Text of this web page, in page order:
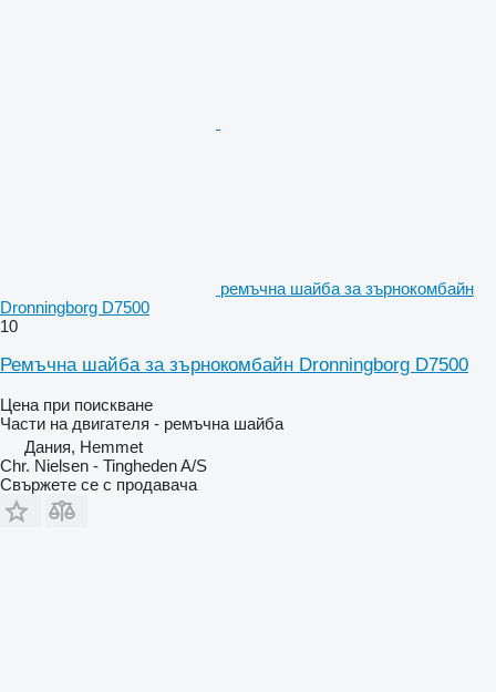
ремъчна шайба за зърнокомбайн
Dronningborg D7500
10
Ремъчна шайба за зърнокомбайн Dronningborg D7500
Цена при поискване
Части на двигателя - ремъчна шайба
Дания, Hemmet
Chr. Nielsen - Tingheden A/S
Свържете се с продавача